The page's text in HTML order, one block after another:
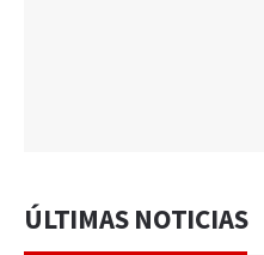
ÚLTIMAS NOTICIAS